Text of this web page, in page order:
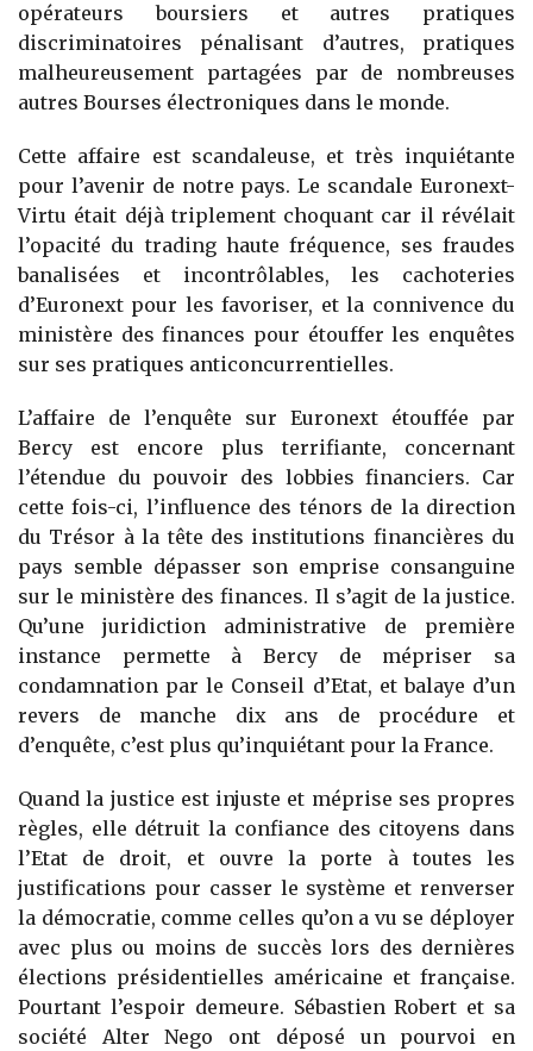
opérateurs boursiers et autres pratiques
discriminatoires pénalisant d’autres, pratiques
malheureusement partagées par de nombreuses
autres Bourses électroniques dans le monde.
Cette affaire est scandaleuse, et très inquiétante
pour l’avenir de notre pays. Le scandale Euronext-
Virtu était déjà triplement choquant car il révélait
l’opacité du trading haute fréquence, ses fraudes
banalisées et incontrôlables, les cachoteries
d’Euronext pour les favoriser, et la connivence du
ministère des finances pour étouffer les enquêtes
sur ses pratiques anticoncurrentielles.
L’affaire de l’enquête sur Euronext étouffée par
Bercy est encore plus terrifiante, concernant
l’étendue du pouvoir des lobbies financiers. Car
cette fois-ci, l’influence des ténors de la direction
du Trésor à la tête des institutions financières du
pays semble dépasser son emprise consanguine
sur le ministère des finances. Il s’agit de la justice.
Qu’une juridiction administrative de première
instance permette à Bercy de mépriser sa
condamnation par le Conseil d’Etat, et balaye d’un
revers de manche dix ans de procédure et
d’enquête, c’est plus qu’inquiétant pour la France.
Quand la justice est injuste et méprise ses propres
règles, elle détruit la confiance des citoyens dans
l’Etat de droit, et ouvre la porte à toutes les
justifications pour casser le système et renverser
la démocratie, comme celles qu’on a vu se déployer
avec plus ou moins de succès lors des dernières
élections présidentielles américaine et française.
Pourtant l’espoir demeure. Sébastien Robert et sa
société Alter Nego ont déposé un pourvoi en